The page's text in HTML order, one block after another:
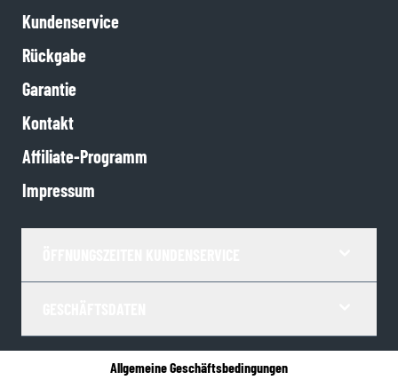
Kundenservice
Rückgabe
Garantie
Kontakt
Affiliate-Programm
Impressum
Allgemeine Geschäftsbedingungen